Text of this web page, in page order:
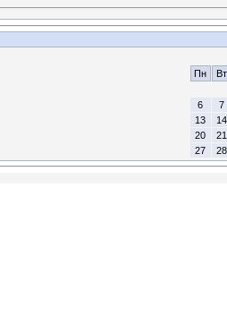
Пн Вт
6
7
13
14
20
21
27
28